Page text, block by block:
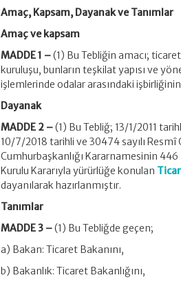
Amaç, Kapsam, Dayanak ve Tanımlar
Amaç ve kapsam
MADDE 1 –(1) Bu Tebliğin amacı;
kuruluşu, bunların teşkilat yapısı ve
işlemlerinde odalar arasındaki
Dayanak
MADDE 2 –(1) Bu Tebliğ; 13/1/2011
10/7/2018 tarihli ve 30474 sayılı Resmî
Cumhurbaşkanlığı Kararnamesinin
Kurulu Kararıyla yürürlüğe konulan
dayanılarak hazırlanmıştır.
Tanımlar
MADDE 3 –(1) Bu Tebliğde geçen;
a) Bakan: Ticaret Bakanını,
b) Bakanlık: Ticaret Bakanlığını,